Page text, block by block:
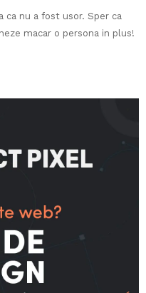
ca nu a fost usor. Sper ca
macar o persona in plus!